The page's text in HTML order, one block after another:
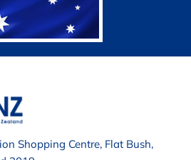
Shopping Centre, Flat Bush,